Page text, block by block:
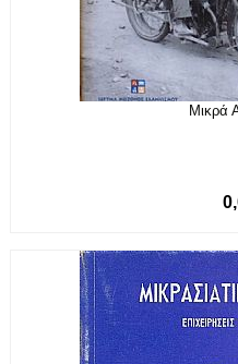
Μικρά